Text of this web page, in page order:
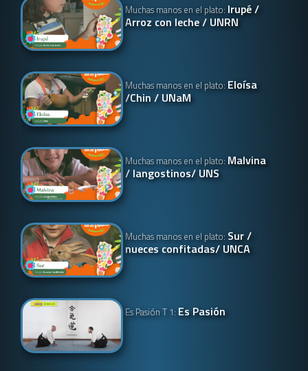
Muchas manos en el plato: Irupé /
Arroz con leche / UNRN
Muchas manos en el plato: Eloísa
/Chin / UNaM
Muchas manos en el plato: Malvina
/ langostinos/ UNS
Muchas manos en el plato: Sur /
nueces confitadas/ UNCA
Es Pasión T 1: Es Pasión